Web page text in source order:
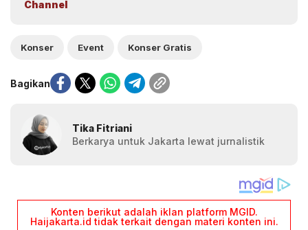
Channel
Konser Event Konser Gratis
Bagikan
Tika Fitriani
Berkarya untuk Jakarta lewat jurnalistik